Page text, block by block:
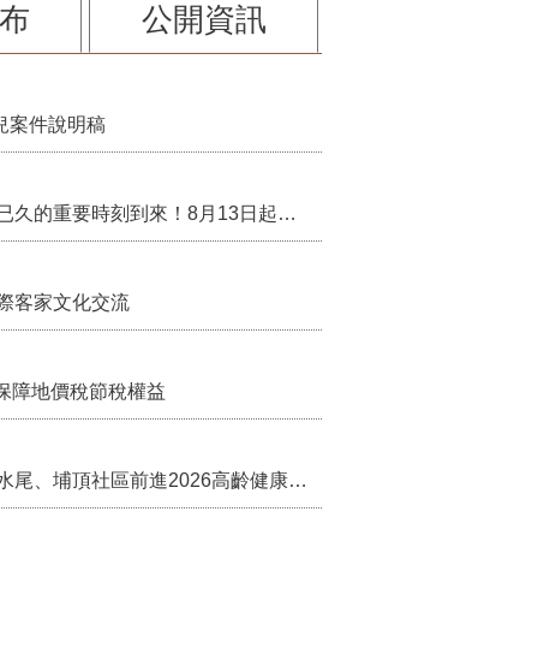
公開資訊
案件說明稿
行政院核定西拉雅族為平埔原住民族群 盼望已久的重要時刻到來！8月13日起受理民族成員名冊登記
客家文化交流
障地價稅節稅權益
苗栗農村綠色照顧成果登上全國舞台！ 後龍水尾、埔頂社區前進2026高齡健康產業博覽會